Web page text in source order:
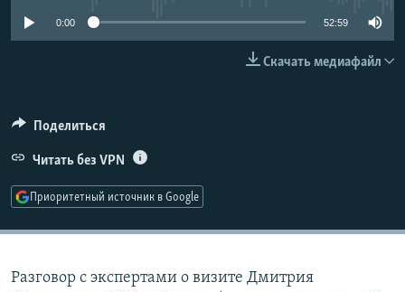
РАСПИСАНИЕ ВЕЩАНИЯ
0:00 52:59
Скачать медиафайл
Поделиться
Читать без VPN
Приоритетный источник в Google
Разговор с экспертами о визите Дмитрия